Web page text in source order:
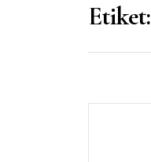
Etiket: